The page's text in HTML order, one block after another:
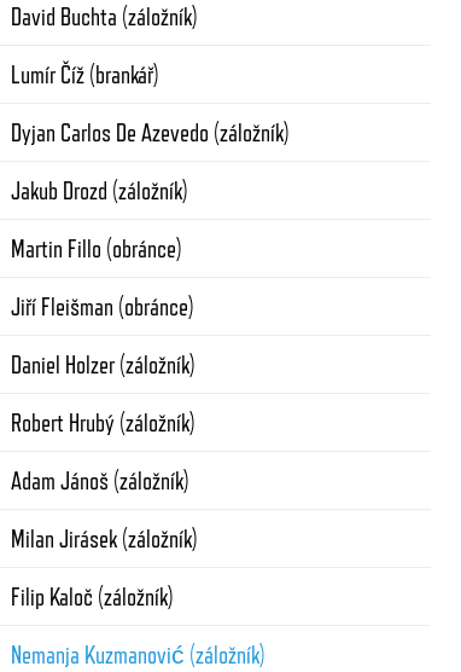
David Buchta (záložník)
Lumír Číž (brankář)
Dyjan Carlos De Azevedo (záložník)
Jakub Drozd (záložník)
Martin Fillo (obránce)
Jiří Fleišman (obránce)
Daniel Holzer (záložník)
Robert Hrubý (záložník)
Adam Jánoš (záložník)
Milan Jirásek (záložník)
Filip Kaloč (záložník)
Nemanja Kuzmanović (záložník)